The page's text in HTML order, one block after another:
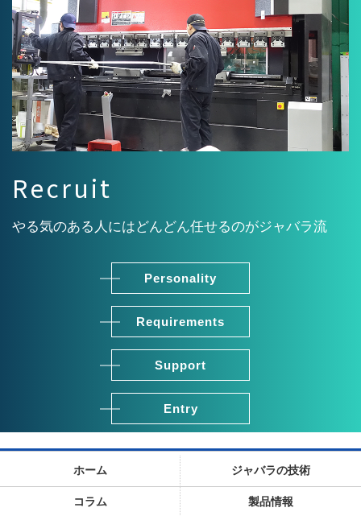
Recruit
やる気のある人にはどんどん任せるのがジャバラ流
Personality
Requirements
Support
Entry
ホーム ジャバラの技術
コラム 製品情報